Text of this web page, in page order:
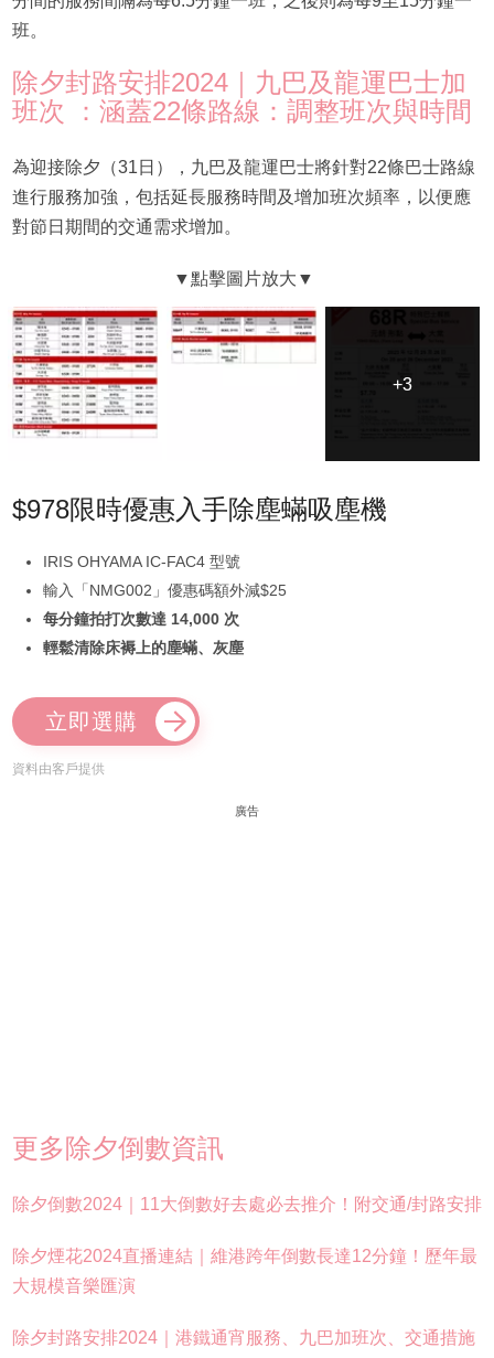
班。
除夕封路安排2024｜九巴及龍運巴士加
班次 ：涵蓋22條路線：調整班次與時間
為迎接除夕（31日），九巴及龍運巴士將針對22條巴士路線
進行服務加強，包括延長服務時間及增加班次頻率，以便應
對節日期間的交通需求增加。
+3
+3
$978限時優惠入手除塵蟎吸塵機
IRIS OHYAMA IC-FAC4 型號
輸入「NMG002」優惠碼額外減$25
每分鐘拍打次數達 14,000 次
輕鬆清除床褥上的塵蟎、灰塵
立即選購
資料由客戶提供
廣告
更多除夕倒數資訊
除夕倒數2024｜11大倒數好去處必去推介！附交通/封路安排
除夕煙花2024直播連結｜維港跨年倒數長達12分鐘！歷年最
大規模音樂匯演
除夕封路安排2024｜港鐵通宵服務、九巴加班次、交通措施